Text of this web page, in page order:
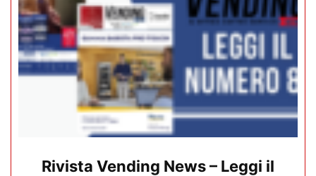
Rivista Vending News – Leggi il